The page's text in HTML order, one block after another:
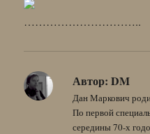
…………………………..
Автор: DM
Дан Маркович
По первой
середины 70-х